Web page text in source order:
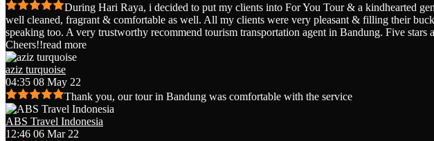
During Hari Raya, i decided to put my clients into For You Tour & a kindhearted
well cleaned, fragrant & comfortable as well. All my clients were very pleasant & filling their
speaking too. A very trustworthy recommend tourism transportation agent in Bandung. Five
Cheers!!read more
aziz turquoise
04:35 08 May 22
Thank you, our tour in Bandung was comfortable with the service
ABS Travel Indonesia
12:46 06 Mar 22